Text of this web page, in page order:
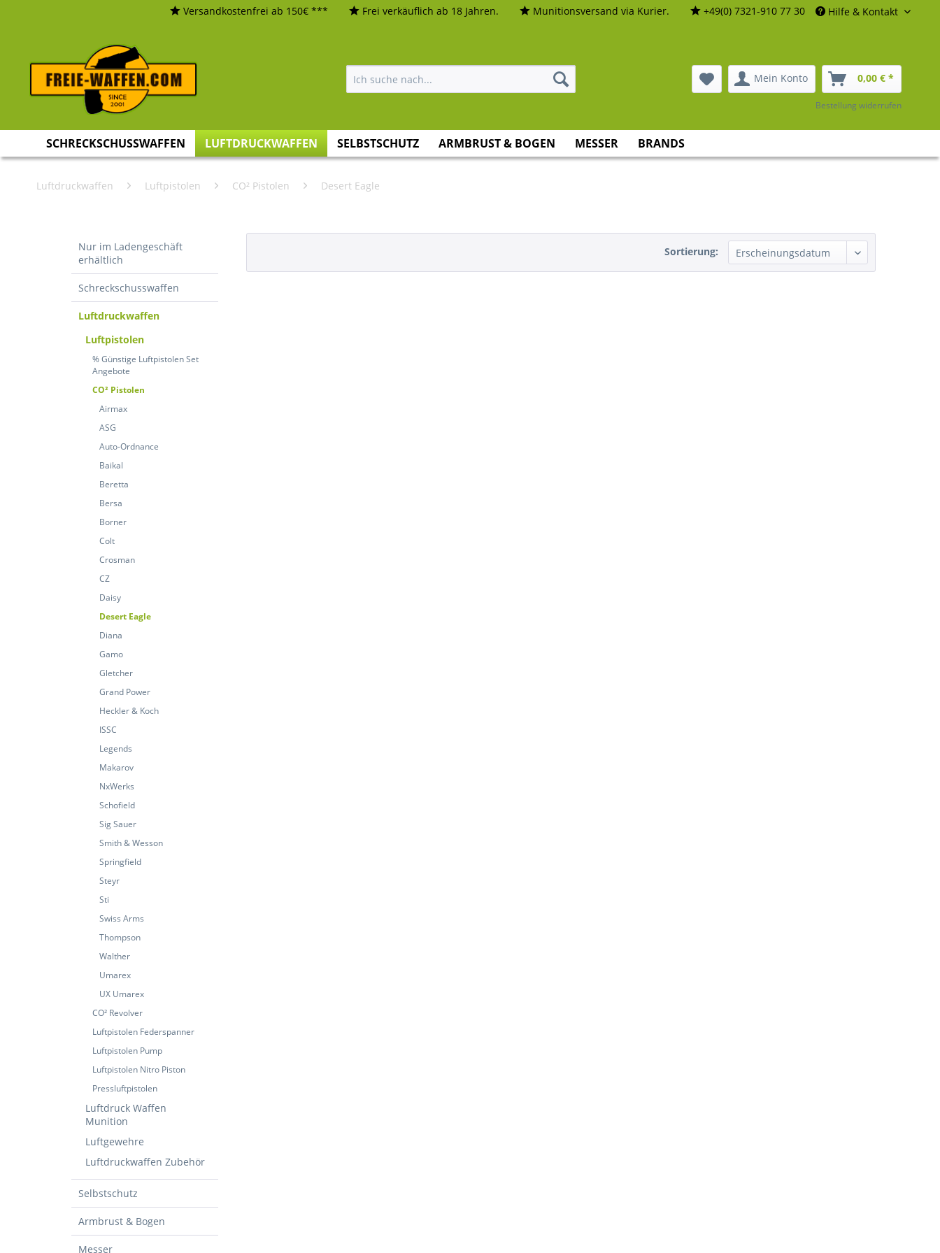
Hilfe & Kontakt
Versandkostenfrei ab 150€ *** Frei verkäuflich ab 18 Jahren. Munitionsversand via Kurier. +49(0) 7321-910 77 30
Mein Konto 0,00 € *
Bestellung widerrufen
SCHRECKSCHUSSWAFFEN LUFTDRUCKWAFFEN SELBSTSCHUTZ ARMBRUST & BOGEN MESSER BRANDS
Luftdruckwaffen Luftpistolen CO² Pistolen Desert Eagle
Nur im Ladengeschäft
erhältlich
Schreckschusswaffen
Luftdruckwaffen
Luftpistolen
% Günstige Luftpistolen Set
Angebote
CO² Pistolen
Airmax
ASG
Auto-Ordnance
Baikal
Beretta
Bersa
Borner
Colt
Crosman
CZ
Daisy
Desert Eagle
Diana
Gamo
Gletcher
Grand Power
Heckler & Koch
ISSC
Legends
Makarov
NxWerks
Schofield
Sig Sauer
Smith & Wesson
Springfield
Steyr
Sti
Swiss Arms
Thompson
Walther
Umarex
UX Umarex
CO² Revolver
Luftpistolen Federspanner
Luftpistolen Pump
Luftpistolen Nitro Piston
Pressluftpistolen
Luftdruck Waffen
Munition
Luftgewehre
Luftdruckwaffen Zubehör
Selbstschutz
Armbrust & Bogen
Messer
Sortierung: